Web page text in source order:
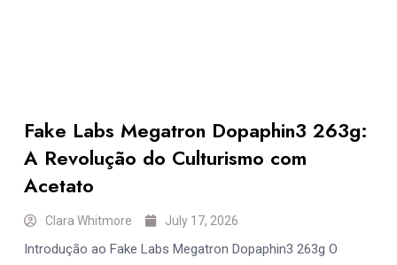
Fake Labs Megatron Dopaphin3 263g:
A Revolução do Culturismo com
Acetato
Clara Whitmore July 17, 2026
Introdução ao Fake Labs Megatron Dopaphin3 263g O